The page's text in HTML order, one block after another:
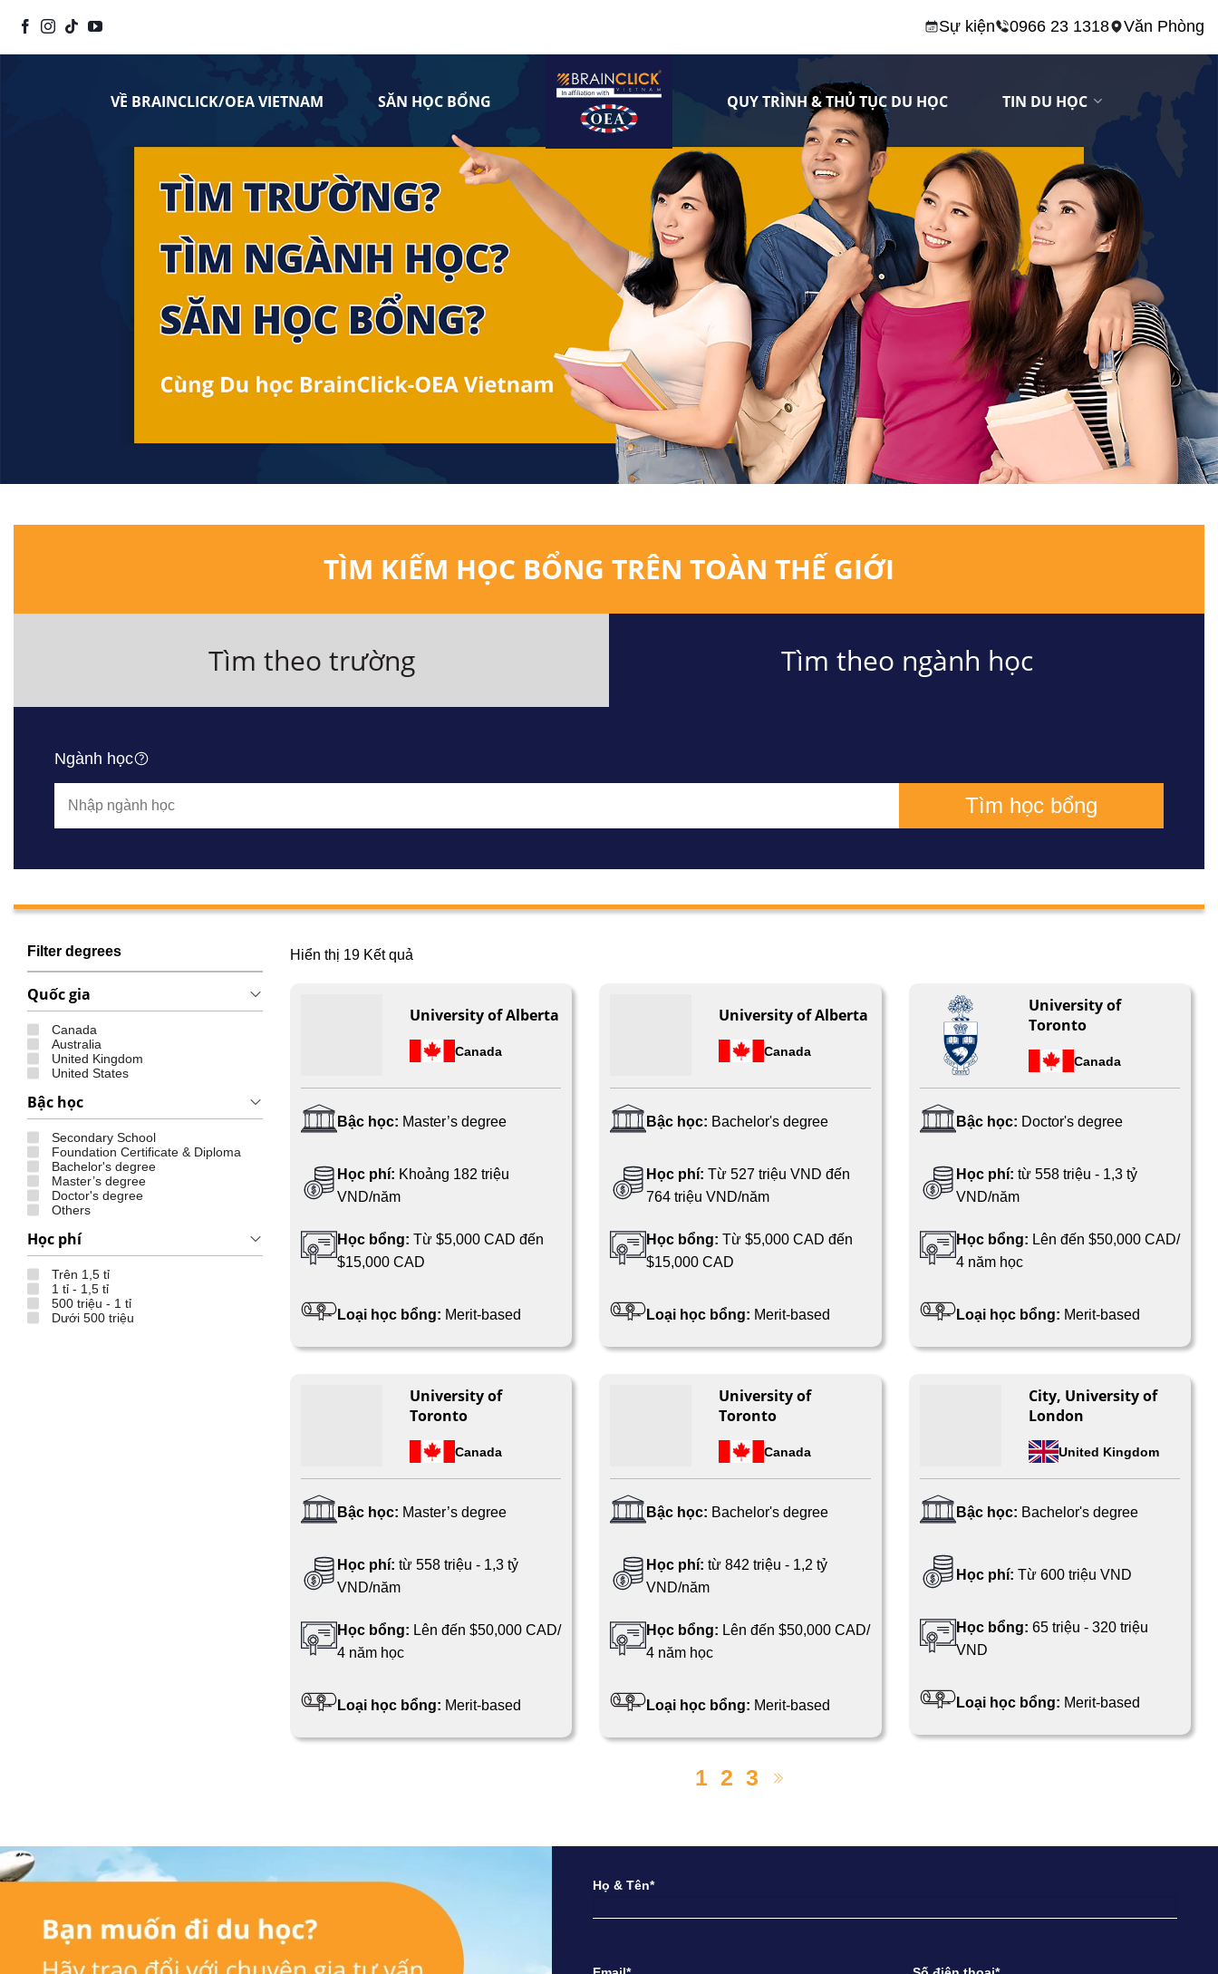
đến
nội
Sự kiện 0966 23 1318 Văn Phòng
VỀ BRAINCLICK/OEA VIETNAM SĂN HỌC BỔNG QUY TRÌNH & THỦ TỤC DU HỌC TIN DU HỌC
TÌM KIẾM HỌC BỔNG TRÊN TOÀN THẾ GIỚI
Tìm theo trường Tìm theo ngành học
Ngành học
Tìm học bổng
Filter degrees
Quốc gia
Canada
Australia
United Kingdom
United States
Bậc học
Secondary School
Foundation Certificate & Diploma
Bachelor's degree
Master’s degree
Doctor's degree
Others
Học phí
Trên 1,5 tỉ
1 tỉ - 1,5 tỉ
500 triệu - 1 tỉ
Dưới 500 triệu
Hiển thị 19Kết quả
University of Alberta
Canada
Bậc học: Master’s degree
Học phí: Khoảng 182 triệu
VND/năm
Học bổng: Từ $5,000 CAD đến
$15,000 CAD
Loại học bổng: Merit-based
University of Alberta
Canada
Bậc học: Bachelor's degree
Học phí: Từ 527 triệu VND đến
764 triệu VND/năm
Học bổng: Từ $5,000 CAD đến
$15,000 CAD
Loại học bổng: Merit-based
University of
Toronto
Canada
Bậc học: Doctor's degree
Học phí: từ 558 triệu - 1,3 tỷ
VND/năm
Học bổng: Lên đến $50,000 CAD/
4 năm học
Loại học bổng: Merit-based
University of
Toronto
Canada
Bậc học: Master’s degree
Học phí: từ 558 triệu - 1,3 tỷ
VND/năm
Học bổng: Lên đến $50,000 CAD/
4 năm học
Loại học bổng: Merit-based
University of
Toronto
Canada
Bậc học: Bachelor's degree
Học phí: từ 842 triệu - 1,2 tỷ
VND/năm
Học bổng: Lên đến $50,000 CAD/
4 năm học
Loại học bổng: Merit-based
City, University of
London
United Kingdom
Bậc học: Bachelor's degree
Học phí: Từ 600 triệu VND
Học bổng: 65 triệu - 320 triệu
VND
Loại học bổng: Merit-based
1 2 3
Họ & Tên*